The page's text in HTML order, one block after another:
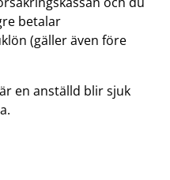
betalar
(gäller även före
en anställd blir sjuk